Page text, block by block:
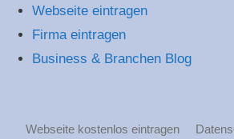
Webseite eintragen
Firma eintragen
Business & Branchen Blog
Webseite kostenlos eintragen